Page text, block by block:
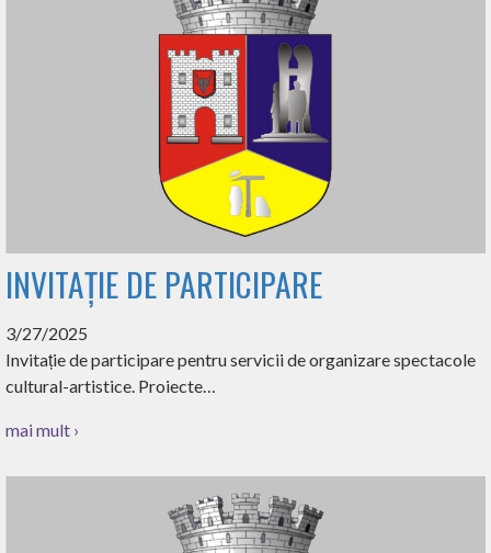
INVITAȚIE DE PARTICIPARE
3/27/2025
Invitație de participare pentru servicii de organizare spectacole
cultural-artistice. Proiecte…
mai mult ›